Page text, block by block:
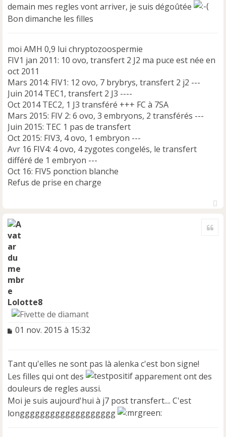
demain mes regles vont arriver, je suis dégoûtée
Bon dimanche les filles
moi AMH 0,9 lui chryptozoospermie
FIV1 jan 2011: 10 ovo, transfert 2 J2 ma puce est née en
oct 2011
Mars 2014: FIV1: 12 ovo, 7 brybrys, transfert 2 j2 ---
Juin 2014 TEC1, transfert 2 J3 ----
Oct 2014 TEC2, 1 J3 transféré +++ FC à 7SA
Mars 2015: FIV 2: 6 ovo, 3 embryons, 2 transférés ---
Juin 2015: TEC 1 pas de transfert
Oct 2015: FIV3, 4 ovo, 1 embryon ---
Avr 16 FIV4: 4 ovo, 4 zygotes congelés, le transfert
différé de 1 embryon ---
Oct 16: FIV5 ponction blanche
Refus de prise en charge
Lolotte8
M
a
g
e
n
o
n
01 nov. 2015 à 15:32
Tant qu'elles ne sont pas là alenka c'est bon signe!
Les filles qui ont des
apparement ont des
douleurs de regles aussi.
Moi je suis aujourd'hui à j7 post transfert.... C'est
longgggggggggggggggggg